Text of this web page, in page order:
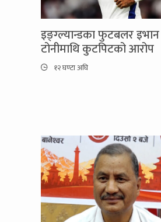
इङ्ग्ल्यान्डका फुटबलर इभान
टोनीमाथि कुटपिटको आरोप
१२ घण्टा अघि